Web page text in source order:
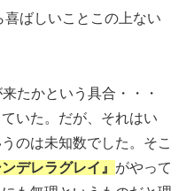
ばしいことこの上ない
たかという具合・・・
いた。だが、それはい
のは未知数でした。そこ
デレラグレイ』 がやって